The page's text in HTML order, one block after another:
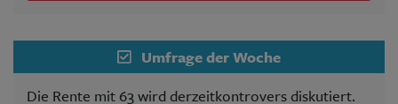
Umfrage der Woche
Die Rente mit 63 wird derzeitkontrovers diskutiert.